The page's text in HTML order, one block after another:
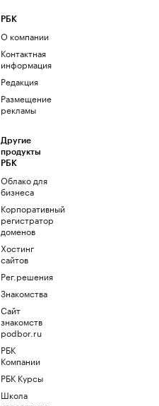
РБК
О компании
Контактная
информация
Редакция
Размещение
рекламы
Другие
продукты
РБК
Облако для
бизнеса
Корпоративный
регистратор
доменов
Хостинг
сайтов
Рег.решения
Знакомства
Сайт
знакомств
podbor.ru
РБК
Компании
РБК Курсы
Школа